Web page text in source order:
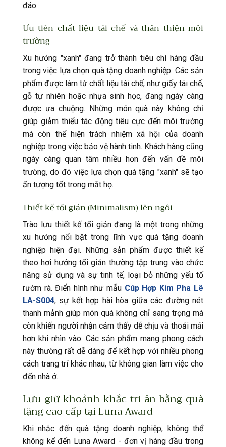
đáo.
Ưu tiên chất liệu tái chế và thân thiện môi
trường
Xu hướng "xanh" đang trở thành tiêu chí hàng đầu
trong việc lựa chọn quà tặng doanh nghiệp. Các sản
phẩm được làm từ chất liệu tái chế, như giấy tái chế,
gỗ tự nhiên hoặc nhựa sinh học, đang ngày càng
được ưa chuộng. Những món quà này không chỉ
giúp giảm thiểu tác động tiêu cực đến môi trường
mà còn thể hiện trách nhiệm xã hội của doanh
nghiệp trong việc bảo vệ hành tinh. Khách hàng cũng
ngày càng quan tâm nhiều hơn đến vấn đề môi
trường, do đó việc lựa chọn quà tặng "xanh" sẽ tạo
ấn tượng tốt trong mắt họ.
Thiết kế tối giản (Minimalism) lên ngôi
Trào lưu thiết kế tối giản đang là một trong những
xu hướng nổi bật trong lĩnh vực quà tặng doanh
nghiệp hiện đại. Những sản phẩm được thiết kế
theo hơi hướng tối giản thường tập trung vào chức
năng sử dụng và sự tinh tế, loại bỏ những yếu tố
rườm rà. Điển hình như mẫu Cúp Hợp Kim Pha Lê
LA-S004, sự kết hợp hài hòa giữa các đường nét
thanh mảnh giúp món quà không chỉ sang trọng mà
còn khiến người nhận cảm thấy dễ chịu và thoải mái
hơn khi nhìn vào. Các sản phẩm mang phong cách
này thường rất dễ dàng để kết hợp với nhiều phong
cách trang trí khác nhau, từ không gian làm việc cho
đến nhà ở.
Lưu giữ khoảnh khắc tri ân bằng quà
tặng cao cấp tại Luna Award
Khi nhắc đến quà tặng doanh nghiệp, không thể
không kể đến Luna Award - đơn vị hàng đầu trong